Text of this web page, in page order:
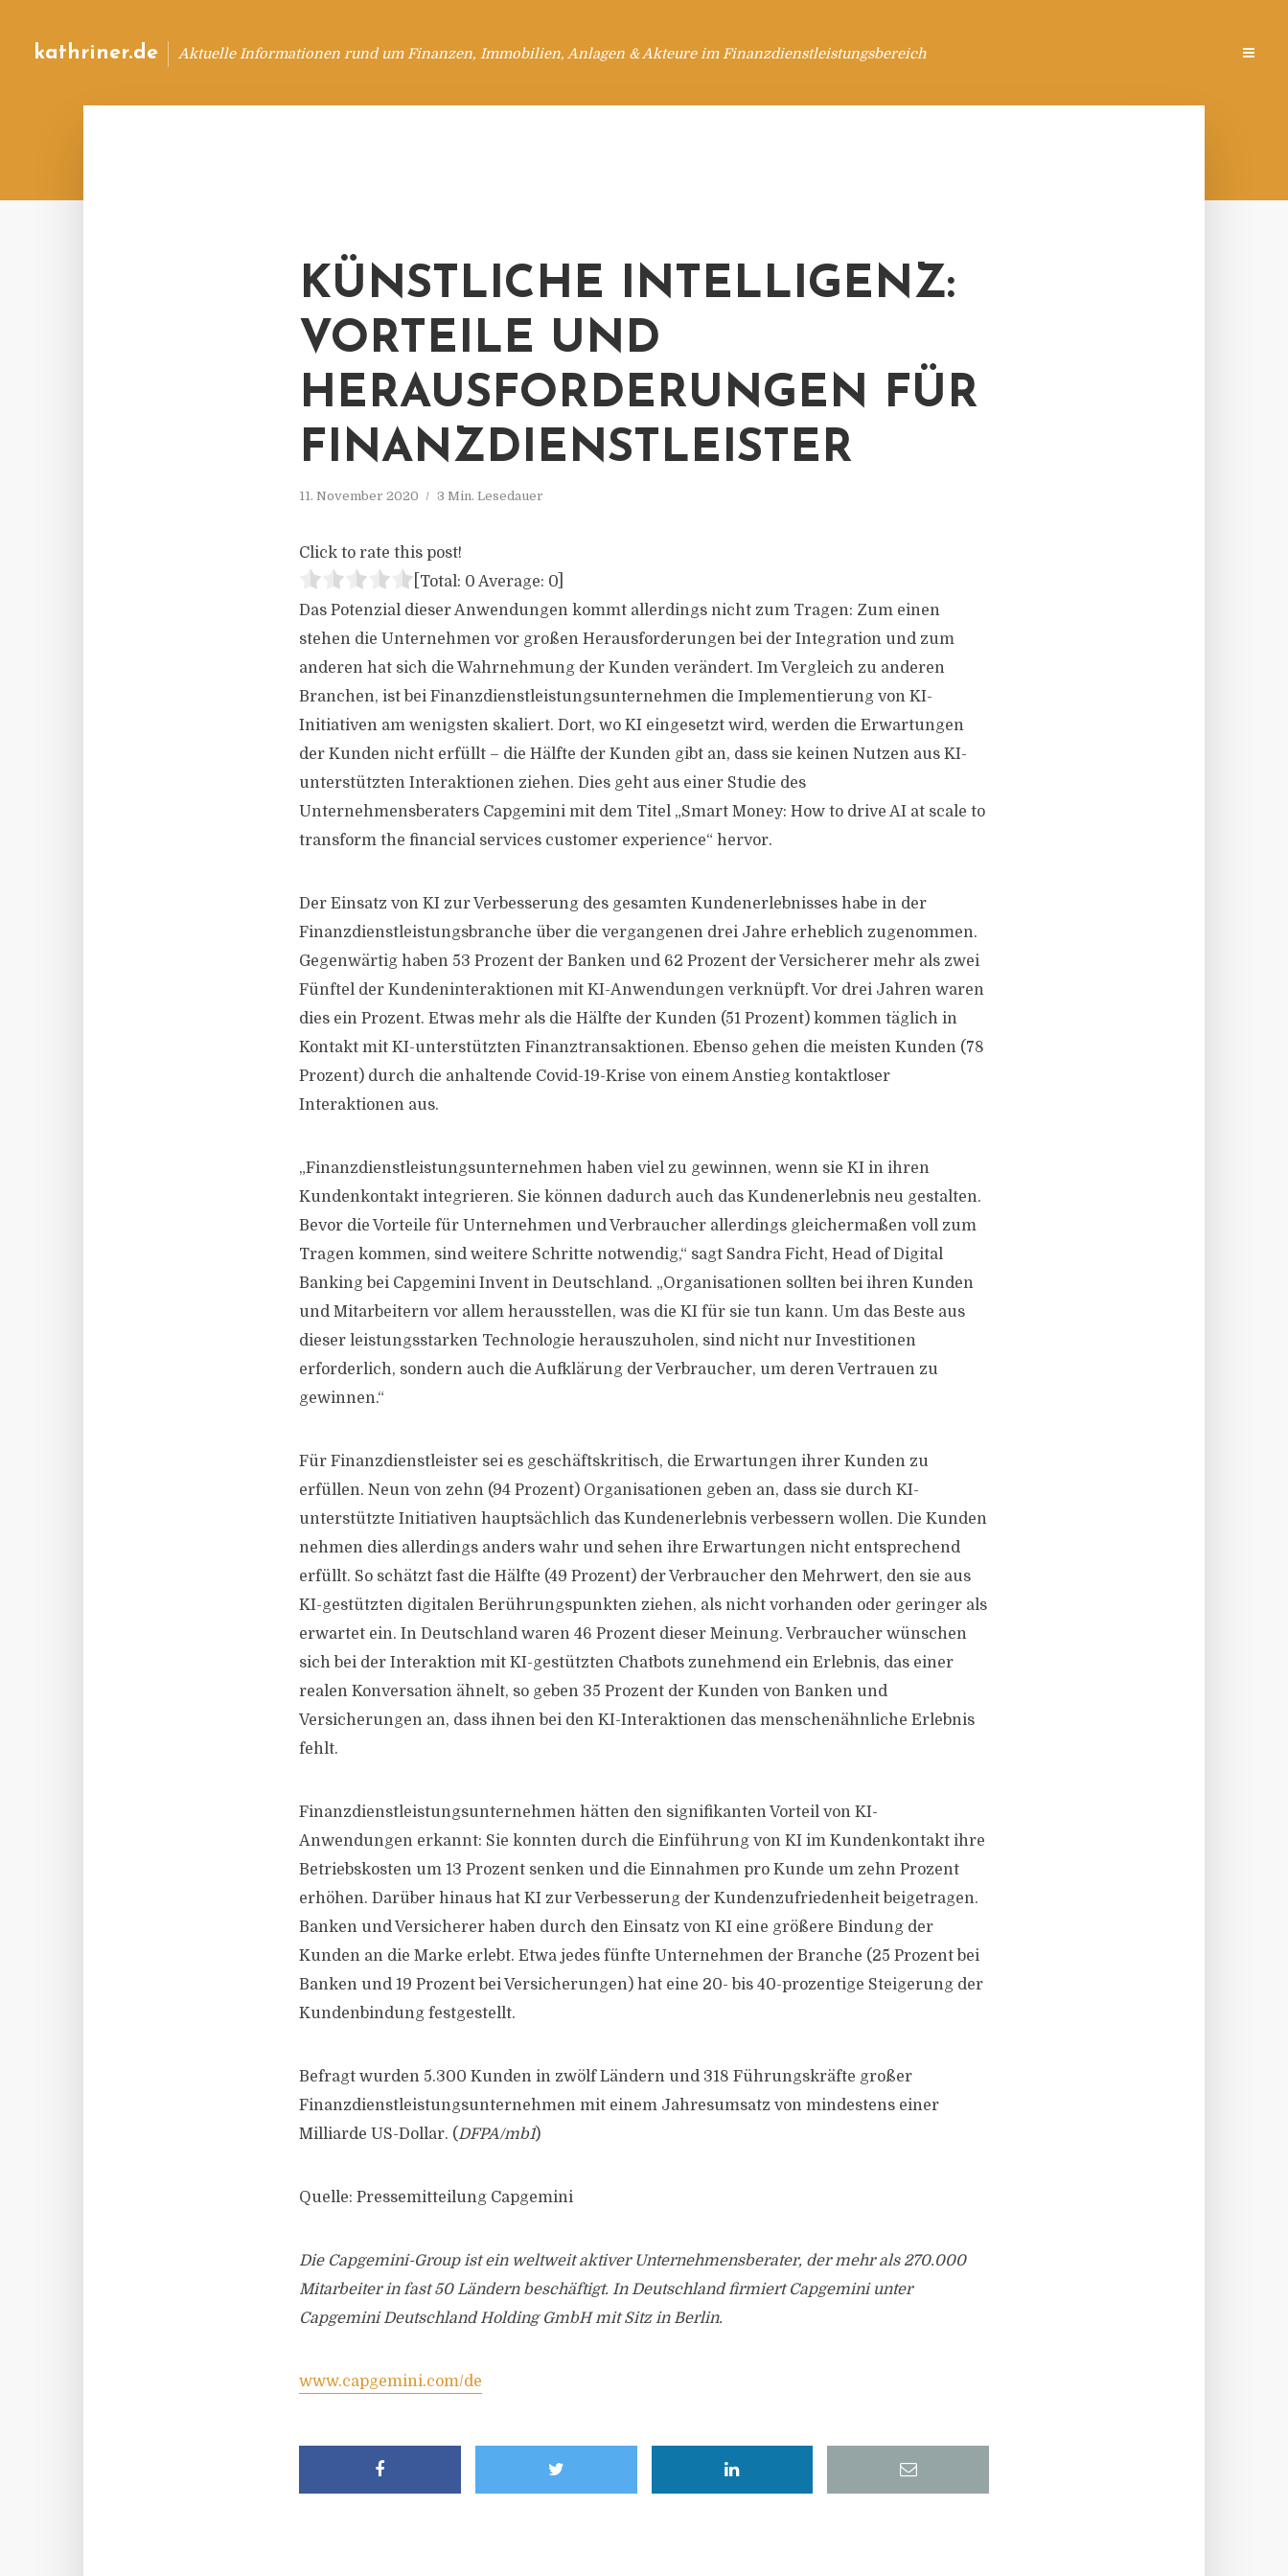
kathriner.de Aktuelle Informationen rund um Finanzen, Immobilien, Anlagen & Akteure im Finanzdienstleistungsbereich
KÜNSTLICHE INTELLIGENZ:
VORTEILE UND
HERAUSFORDERUNGEN FÜR
FINANZDIENSTLEISTER
11. November 2020 3 Min. Lesedauer
Click to rate this post!
[Total: 0 Average: 0
Das Potenzial dieser Anwendungen kommt allerdings nicht zum Tragen: Zum einen
stehen die Unternehmen vor großen Herausforderungen bei der Integration und zum
anderen hat sich die Wahrnehmung der Kunden verändert. Im Vergleich zu anderen
Branchen, ist bei Finanzdienstleistungsunternehmen die Implementierung von KI-
Initiativen am wenigsten skaliert. Dort, wo KI eingesetzt wird, werden die Erwartungen
der Kunden nicht erfüllt – die Hälfte der Kunden gibt an, dass sie keinen Nutzen aus KI-
unterstützten Interaktionen ziehen. Dies geht aus einer Studie des
Unternehmensberaters Capgemini mit dem Titel „Smart Money: How to drive AI at scale to
transform the financial services customer experience“ hervor.
Der Einsatz von KI zur Verbesserung des gesamten Kundenerlebnisses habe in der
Finanzdienstleistungsbranche über die vergangenen drei Jahre erheblich zugenommen.
Gegenwärtig haben 53 Prozent der Banken und 62 Prozent der Versicherer mehr als zwei
Fünftel der Kundeninteraktionen mit KI-Anwendungen verknüpft. Vor drei Jahren waren
dies ein Prozent. Etwas mehr als die Hälfte der Kunden (51 Prozent) kommen täglich in
Kontakt mit KI-unterstützten Finanztransaktionen. Ebenso gehen die meisten Kunden (78
Prozent) durch die anhaltende Covid-19-Krise von einem Anstieg kontaktloser
Interaktionen aus.
„Finanzdienstleistungsunternehmen haben viel zu gewinnen, wenn sie KI in ihren
Kundenkontakt integrieren. Sie können dadurch auch das Kundenerlebnis neu gestalten.
Bevor die Vorteile für Unternehmen und Verbraucher allerdings gleichermaßen voll zum
Tragen kommen, sind weitere Schritte notwendig,“ sagt Sandra Ficht, Head of Digital
Banking bei Capgemini Invent in Deutschland. „Organisationen sollten bei ihren Kunden
und Mitarbeitern vor allem herausstellen, was die KI für sie tun kann. Um das Beste aus
dieser leistungsstarken Technologie herauszuholen, sind nicht nur Investitionen
erforderlich, sondern auch die Aufklärung der Verbraucher, um deren Vertrauen zu
gewinnen.“
Für Finanzdienstleister sei es geschäftskritisch, die Erwartungen ihrer Kunden zu
erfüllen. Neun von zehn (94 Prozent) Organisationen geben an, dass sie durch KI-
unterstützte Initiativen hauptsächlich das Kundenerlebnis verbessern wollen. Die Kunden
nehmen dies allerdings anders wahr und sehen ihre Erwartungen nicht entsprechend
erfüllt. So schätzt fast die Hälfte (49 Prozent) der Verbraucher den Mehrwert, den sie aus
KI-gestützten digitalen Berührungspunkten ziehen, als nicht vorhanden oder geringer als
erwartet ein. In Deutschland waren 46 Prozent dieser Meinung. Verbraucher wünschen
sich bei der Interaktion mit KI-gestützten Chatbots zunehmend ein Erlebnis, das einer
realen Konversation ähnelt, so geben 35 Prozent der Kunden von Banken und
Versicherungen an, dass ihnen bei den KI-Interaktionen das menschenähnliche Erlebnis
fehlt.
Finanzdienstleistungsunternehmen hätten den signifikanten Vorteil von KI-
Anwendungen erkannt: Sie konnten durch die Einführung von KI im Kundenkontakt ihre
Betriebskosten um 13 Prozent senken und die Einnahmen pro Kunde um zehn Prozent
erhöhen. Darüber hinaus hat KI zur Verbesserung der Kundenzufriedenheit beigetragen.
Banken und Versicherer haben durch den Einsatz von KI eine größere Bindung der
Kunden an die Marke erlebt. Etwa jedes fünfte Unternehmen der Branche (25 Prozent bei
Banken und 19 Prozent bei Versicherungen) hat eine 20- bis 40-prozentige Steigerung der
Kundenbindung festgestellt.
Befragt wurden 5.300 Kunden in zwölf Ländern und 318 Führungskräfte großer
Finanzdienstleistungsunternehmen mit einem Jahresumsatz von mindestens einer
Milliarde US-Dollar. (DFPA/mb1)
Quelle: Pressemitteilung Capgemini
Die Capgemini-Group ist ein weltweit aktiver Unternehmensberater, der mehr als 270.000
Mitarbeiter in fast 50 Ländern beschäftigt. In Deutschland firmiert Capgemini unter
Capgemini Deutschland Holding GmbH mit Sitz in Berlin.
www.capgemini.com/de